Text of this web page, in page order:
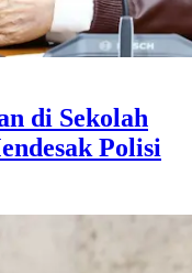
di Sekolah
Polisi